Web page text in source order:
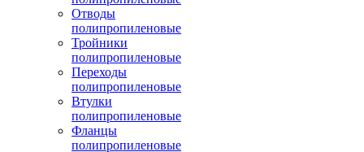
Отводы
полипропиленовые
Тройники
полипропиленовые
Переходы
полипропиленовые
Втулки
полипропиленовые
Фланцы
полипропиленовые